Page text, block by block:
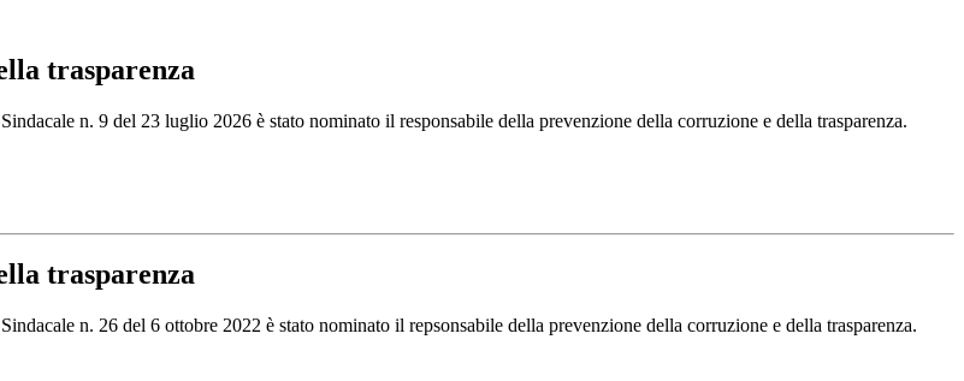
trasparenza
n. 9 del 23 luglio 2026 è stato nominato il responsabile della prevenzione della corruzione e della trasparenza.
trasparenza
n. 26 del 6 ottobre 2022 è stato nominato il repsonsabile della prevenzione della corruzione e della trasparenza.